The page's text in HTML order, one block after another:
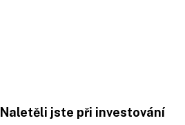
Naletěli jste při investování